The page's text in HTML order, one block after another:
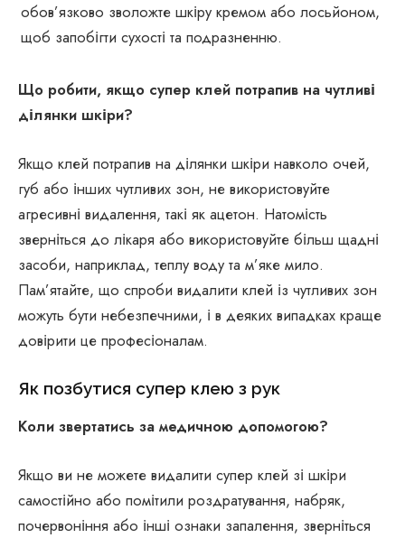
обов’язково зволожте шкіру кремом або лосьйоном,
щоб запобігти сухості та подразненню.
Що робити, якщо супер клей потрапив на чутливі
ділянки шкіри?
Якщо клей потрапив на ділянки шкіри навколо очей,
губ або інших чутливих зон, не використовуйте
агресивні видалення, такі як ацетон. Натомість
зверніться до лікаря або використовуйте більш щадні
засоби, наприклад, теплу воду та м’яке мило.
Пам’ятайте, що спроби видалити клей із чутливих зон
можуть бути небезпечними, і в деяких випадках краще
довірити це професіоналам.
Як позбутися супер клею з рук
Коли звертатись за медичною допомогою?
Якщо ви не можете видалити супер клей зі шкіри
самостійно або помітили роздратування, набряк,
почервоніння або інші ознаки запалення, зверніться